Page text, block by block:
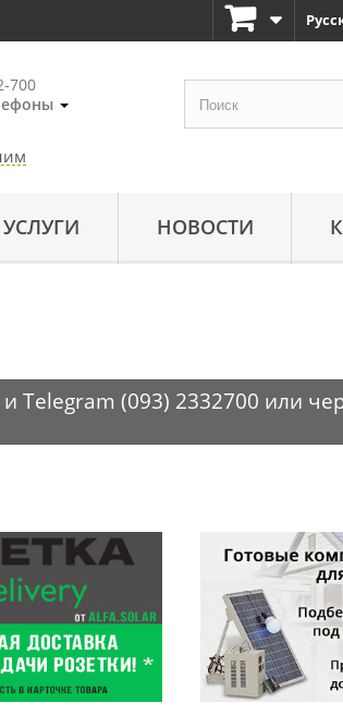
700
УСЛУГИ НОВОСТИ
Telegram (093) 2332700 или